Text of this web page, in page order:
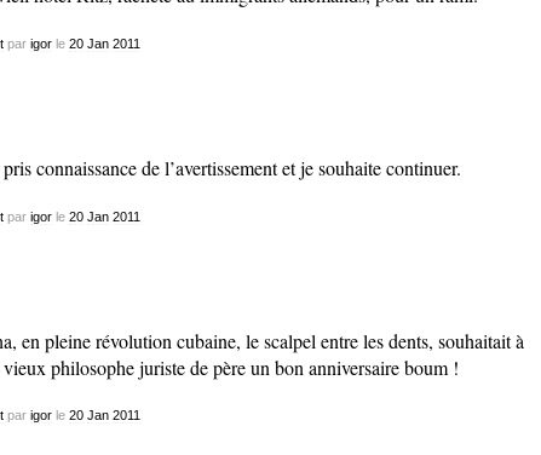
par igorle 20 Jan 2011
pris connaissance de l’avertissement et je souhaite continuer.
par igorle 20 Jan 2011
en pleine révolution cubaine, le scalpel entre les dents, souhaitait à
philosophe juriste de père un bon anniversaire boum !
par igorle 20 Jan 2011